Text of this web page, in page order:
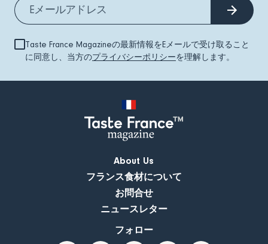
Taste France Magazineの最新情報をEメールで受け取ること
に同意し、当方のプライバシーポリシーを理解します。
About Us
フランス食材について
お問合せ
ニュースレター
フォロー